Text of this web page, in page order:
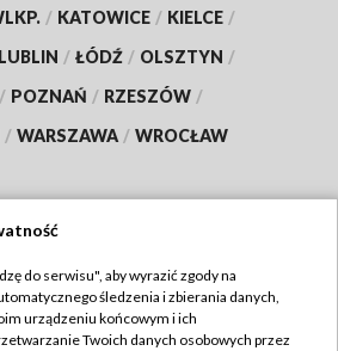
/ KATOWICE / KIELCE /
LUBLIN / ŁÓDŹ / OLSZTYN /
/ POZNAŃ / RZESZÓW /
/ WARSZAWA / WROCŁAW
TVP
do serwisu", aby wyrazić zgody na
śledzenia i zbierania danych,
urządzeniu końcowym i ich
Twoich danych osobowych przez